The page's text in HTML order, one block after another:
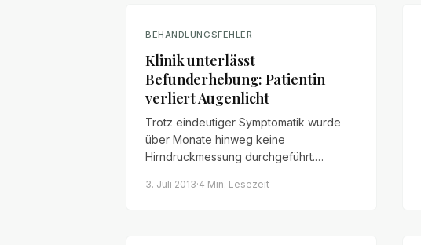
BEHANDLUNGSFEHLER
Klinik unterlässt
Befunderhebung: Patientin
verliert Augenlicht
Trotz eindeutiger Symptomatik wurde
über Monate hinweg keine
Hirndruckmessung durchgeführt.
wegen Verdachts auf Multiple Sklerose
3. Juli 2013·4 Min. Lesezeit